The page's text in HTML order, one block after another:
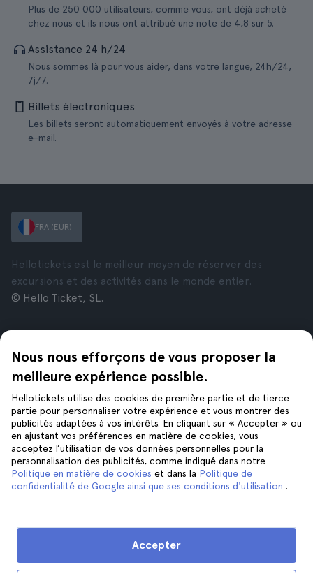
Plus de 250 000 utilisateurs, comme vous, ont déjà acheté
chez nous et ils nous ont attribué une note de 4,8 sur 5.
Assistance 24 h/24
Nous sommes là pour vous aider, dans votre langue, 24h/24,
7j/7.
Billets électroniques
Les billets seront automatiquement envoyés à votre adresse
e-mail.
Nous nous efforçons de vous proposer la
meilleure expérience possible.
Hellotickets utilise des cookies de première partie et de tierce
partie pour personnaliser votre expérience et vous montrer des
publicités adaptées à vos intérêts. En cliquant sur « Accepter » ou
en ajustant vos préférences en matière de cookies, vous
acceptez l’utilisation de vos données personnelles pour la
personnalisation des publicités, comme indiqué dans notre
Politique en matière de cookies et dans la Politique de
confidentialité de Google ainsi que ses conditions d'utilisation .
Accepter
FRA (EUR)
Hellotickets est le meilleur moyen de réserver des
excursions et des activités dans le monde entier.
© Hello Ticket, SL.
À propos de nous
Offres d’emploi
Avis
Confidentialité
Conditions générales
Mentions Légales
Cookies
New York
Rome
Londres
Grenade
Cracovie
Tenerife
Aide